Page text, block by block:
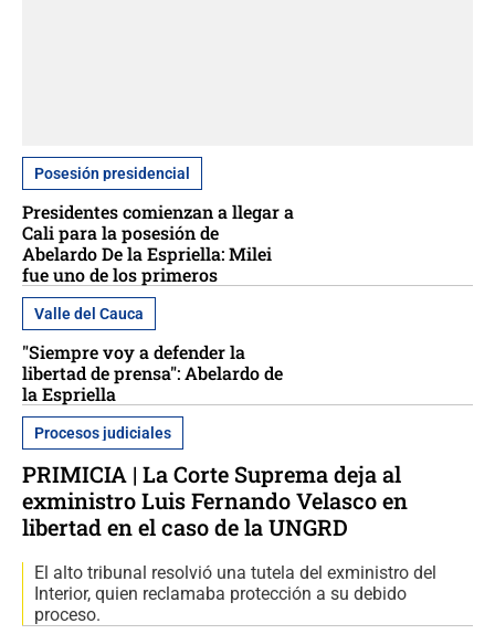
Posesión presidencial
Presidentes comienzan a llegar a
Cali para la posesión de
Abelardo De la Espriella: Milei
fue uno de los primeros
Valle del Cauca
"Siempre voy a defender la
libertad de prensa": Abelardo de
la Espriella
Procesos judiciales
PRIMICIA | La Corte Suprema deja al
exministro Luis Fernando Velasco en
libertad en el caso de la UNGRD
El alto tribunal resolvió una tutela del exministro del
Interior, quien reclamaba protección a su debido
proceso.